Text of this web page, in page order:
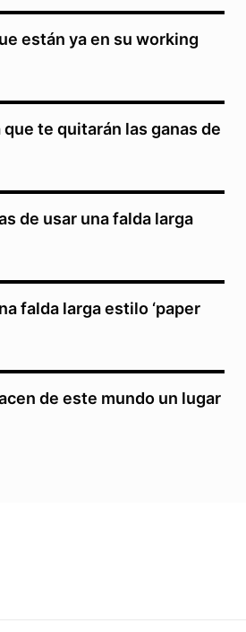
están ya en su working
te quitarán las ganas de
de usar una falda larga
falda larga estilo ‘paper
de este mundo un lugar